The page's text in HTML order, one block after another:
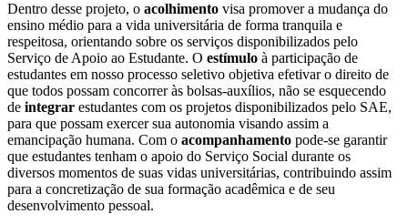
Dentro desse projeto, o acolhimento visa promover a mudança do
ensino médio para a vida universitária de forma tranquila e
respeitosa, orientando sobre os serviços disponibilizados pelo
Serviço de Apoio ao Estudante. O estímulo à participação de
estudantes em nosso processo seletivo objetiva efetivar o direito de
que todos possam concorrer às bolsas-auxílios, não se esquecendo
de integrar estudantes com os projetos disponibilizados pelo SAE,
para que possam exercer sua autonomia visando assim a
emancipação humana. Com o acompanhamento pode-se garantir
que estudantes tenham o apoio do Serviço Social durante os
diversos momentos de suas vidas universitárias, contribuindo assim
para a concretização de sua formação acadêmica e de seu
desenvolvimento pessoal.